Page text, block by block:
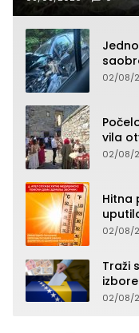
02/08/
vila
02/08/
Hitna
02/08/
Traži
02/08/